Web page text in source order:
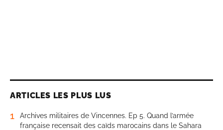
ARTICLES LES PLUS LUS
1
Archives militaires de Vincennes. Ep 5. Quand l’armée
française recensait des caïds marocains dans le Sahara